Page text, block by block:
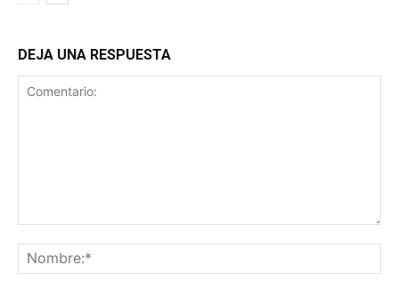
DEJA UNA RESPUESTA